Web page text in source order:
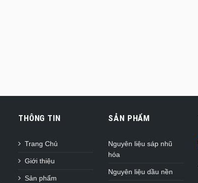
THÔNG TIN
Trang Chủ
Giới thiệu
Sản phẩm
SẢN PHẨM
Nguyên liệu sáp nhũ
hóa
Nguyên liệu dầu nền